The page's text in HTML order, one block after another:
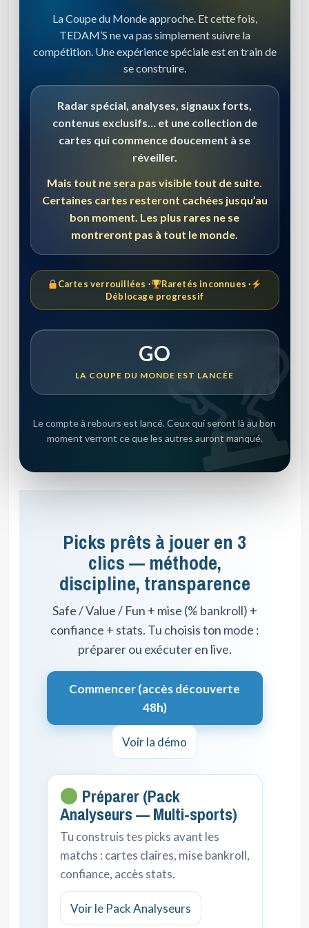
La Coupe du Monde approche. Et cette fois,
TEDAM’S ne va pas simplement suivre la
compétition. Une expérience spéciale est en train de
se construire.
Radar spécial, analyses, signaux forts,
contenus exclusifs… et une collection de
cartes qui commence doucement à se
réveiller.
Mais tout ne sera pas visible tout de suite.
Certaines cartes resteront cachées jusqu’au
bon moment. Les plus rares ne se
montreront pas à tout le monde.
Cartes verrouillées ·
Raretés inconnues ·
Déblocage progressif
GO
LA COUPE DU MONDE EST LANCÉE
Le compte à rebours est lancé. Ceux qui seront là au bon
moment verront ce que les autres auront manqué.
Picks prêts à jouer en 3
clics — méthode,
discipline, transparence
Safe / Value / Fun + mise (% bankroll) +
confiance + stats. Tu choisis ton mode :
préparer ou exécuter en live.
Commencer (accès découverte
48h)
Voir la démo
Préparer (Pack
Analyseurs — Multi-sports)
Tu construis tes picks avant les
matchs : cartes claires, mise bankroll,
confiance, accès stats.
Voir le Pack Analyseurs